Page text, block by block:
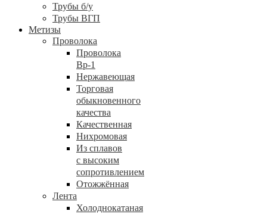
Трубы б/у
Трубы ВГП
Метизы
Проволока
Проволока
Вр-1
Нержавеющая
Торговая
обыкновенного
качества
Качественная
Нихромовая
Из сплавов
с высоким
сопротивлением
Отожжённая
Лента
Холоднокатаная